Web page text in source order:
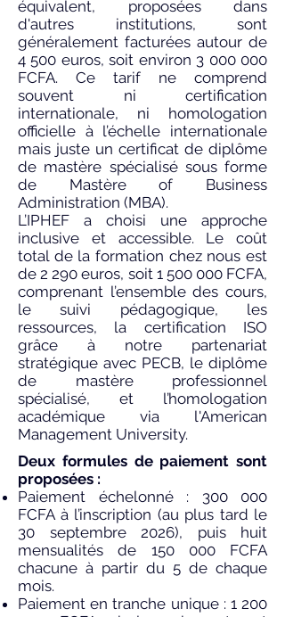
équivalent, proposées dans
d'autres institutions, sont
généralement facturées autour de
4 500 euros, soit environ 3 000 000
FCFA. Ce tarif ne comprend
souvent ni certification
internationale, ni homologation
officielle à l’échelle internationale
mais juste un certificat de diplôme
de mastère spécialisé sous forme
de Mastère of Business
Administration (MBA).
L’IPHEF a choisi une approche
inclusive et accessible. Le coût
total de la formation chez nous est
de 2 290 euros, soit 1 500 000FCFA,
comprenant l’ensemble des cours,
le suivi pédagogique, les
ressources, la certification ISO
grâce à notre partenariat
stratégique avec PECB, le diplôme
de mastère professionnel
spécialisé, et l’homologation
académique via l'American
Management University.
Deux formules de paiement sont
proposées :
Paiement échelonné : 300 000
FCFA à l’inscription (au plus tard le
30 septembre 2026), puis huit
mensualités de 150 000 FCFA
chacune à partir du 5 de chaque
mois.
Paiement en tranche unique : 1 200